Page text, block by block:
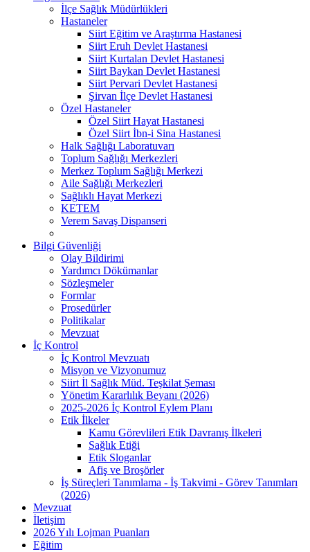
İlçe Sağlık Müdürlükleri
Hastaneler
Siirt Eğitim ve Araştırma Hastanesi
Siirt Eruh Devlet Hastanesi
Siirt Kurtalan Devlet Hastanesi
Siirt Baykan Devlet Hastanesi
Siirt Pervari Devlet Hastanesi
Şirvan İlçe Devlet Hastanesi
Özel Hastaneler
Özel Siirt Hayat Hastanesi
Özel Siirt İbn-i Sina Hastanesi
Halk Sağlığı Laboratuvarı
Toplum Sağlığı Merkezleri
Merkez Toplum Sağlığı Merkezi
Aile Sağlığı Merkezleri
Sağlıklı Hayat Merkezi
KETEM
Verem Savaş Dispanseri
Bilgi Güvenliği
Olay Bildirimi
Yardımcı Dökümanlar
Sözleşmeler
Formlar
Prosedürler
Politikalar
Mevzuat
İç Kontrol
İç Kontrol Mevzuatı
Misyon ve Vizyonumuz
Siirt İl Sağlık Müd. Teşkilat Şeması
Yönetim Kararlılık Beyanı (2026)
2025-2026 İç Kontrol Eylem Planı
Etik İlkeler
Kamu Görevlileri Etik Davranış İlkeleri
Sağlık Etiği
Etik Sloganlar
Afiş ve Broşörler
İş Süreçleri Tanımlama - İş Takvimi - Görev Tanımları
(2026)
Mevzuat
İletişim
2026 Yılı Lojman Puanları
Eğitim